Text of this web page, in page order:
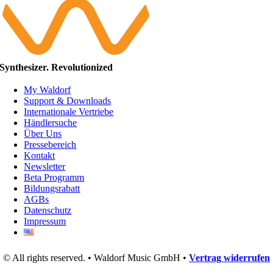
Synthesizer. Revolutionized
My Waldorf
Support & Downloads
Internationale Vertriebe
Händlersuche
Über Uns
Pressebereich
Kontakt
Newsletter
Beta Programm
Bildungsrabatt
AGBs
Datenschutz
Impressum
© All rights reserved. • Waldorf Music GmbH • Vertrag widerrufen